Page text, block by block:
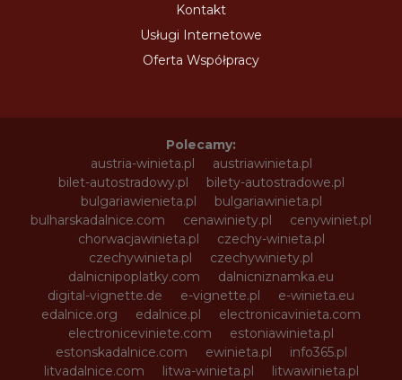
Kontakt
Usługi Internetowe
Oferta Współpracy
Polecamy:
austria-winieta.pl
austriawinieta.pl
bilet-autostradowy.pl
bilety-autostradowe.pl
bulgariawienieta.pl
bulgariawinieta.pl
bulharskadalnice.com
cenawiniety.pl
cenywiniet.pl
chorwacjawinieta.pl
czechy-winieta.pl
czechywinieta.pl
czechywiniety.pl
dalnicnipoplatky.com
dalnicniznamka.eu
digital-vignette.de
e-vignette.pl
e-winieta.eu
edalnice.org
edalnice.pl
electronicavinieta.com
electroniceviniete.com
estoniawinieta.pl
estonskadalnice.com
ewinieta.pl
info365.pl
litvadalnice.com
litwa-winieta.pl
litwawinieta.pl